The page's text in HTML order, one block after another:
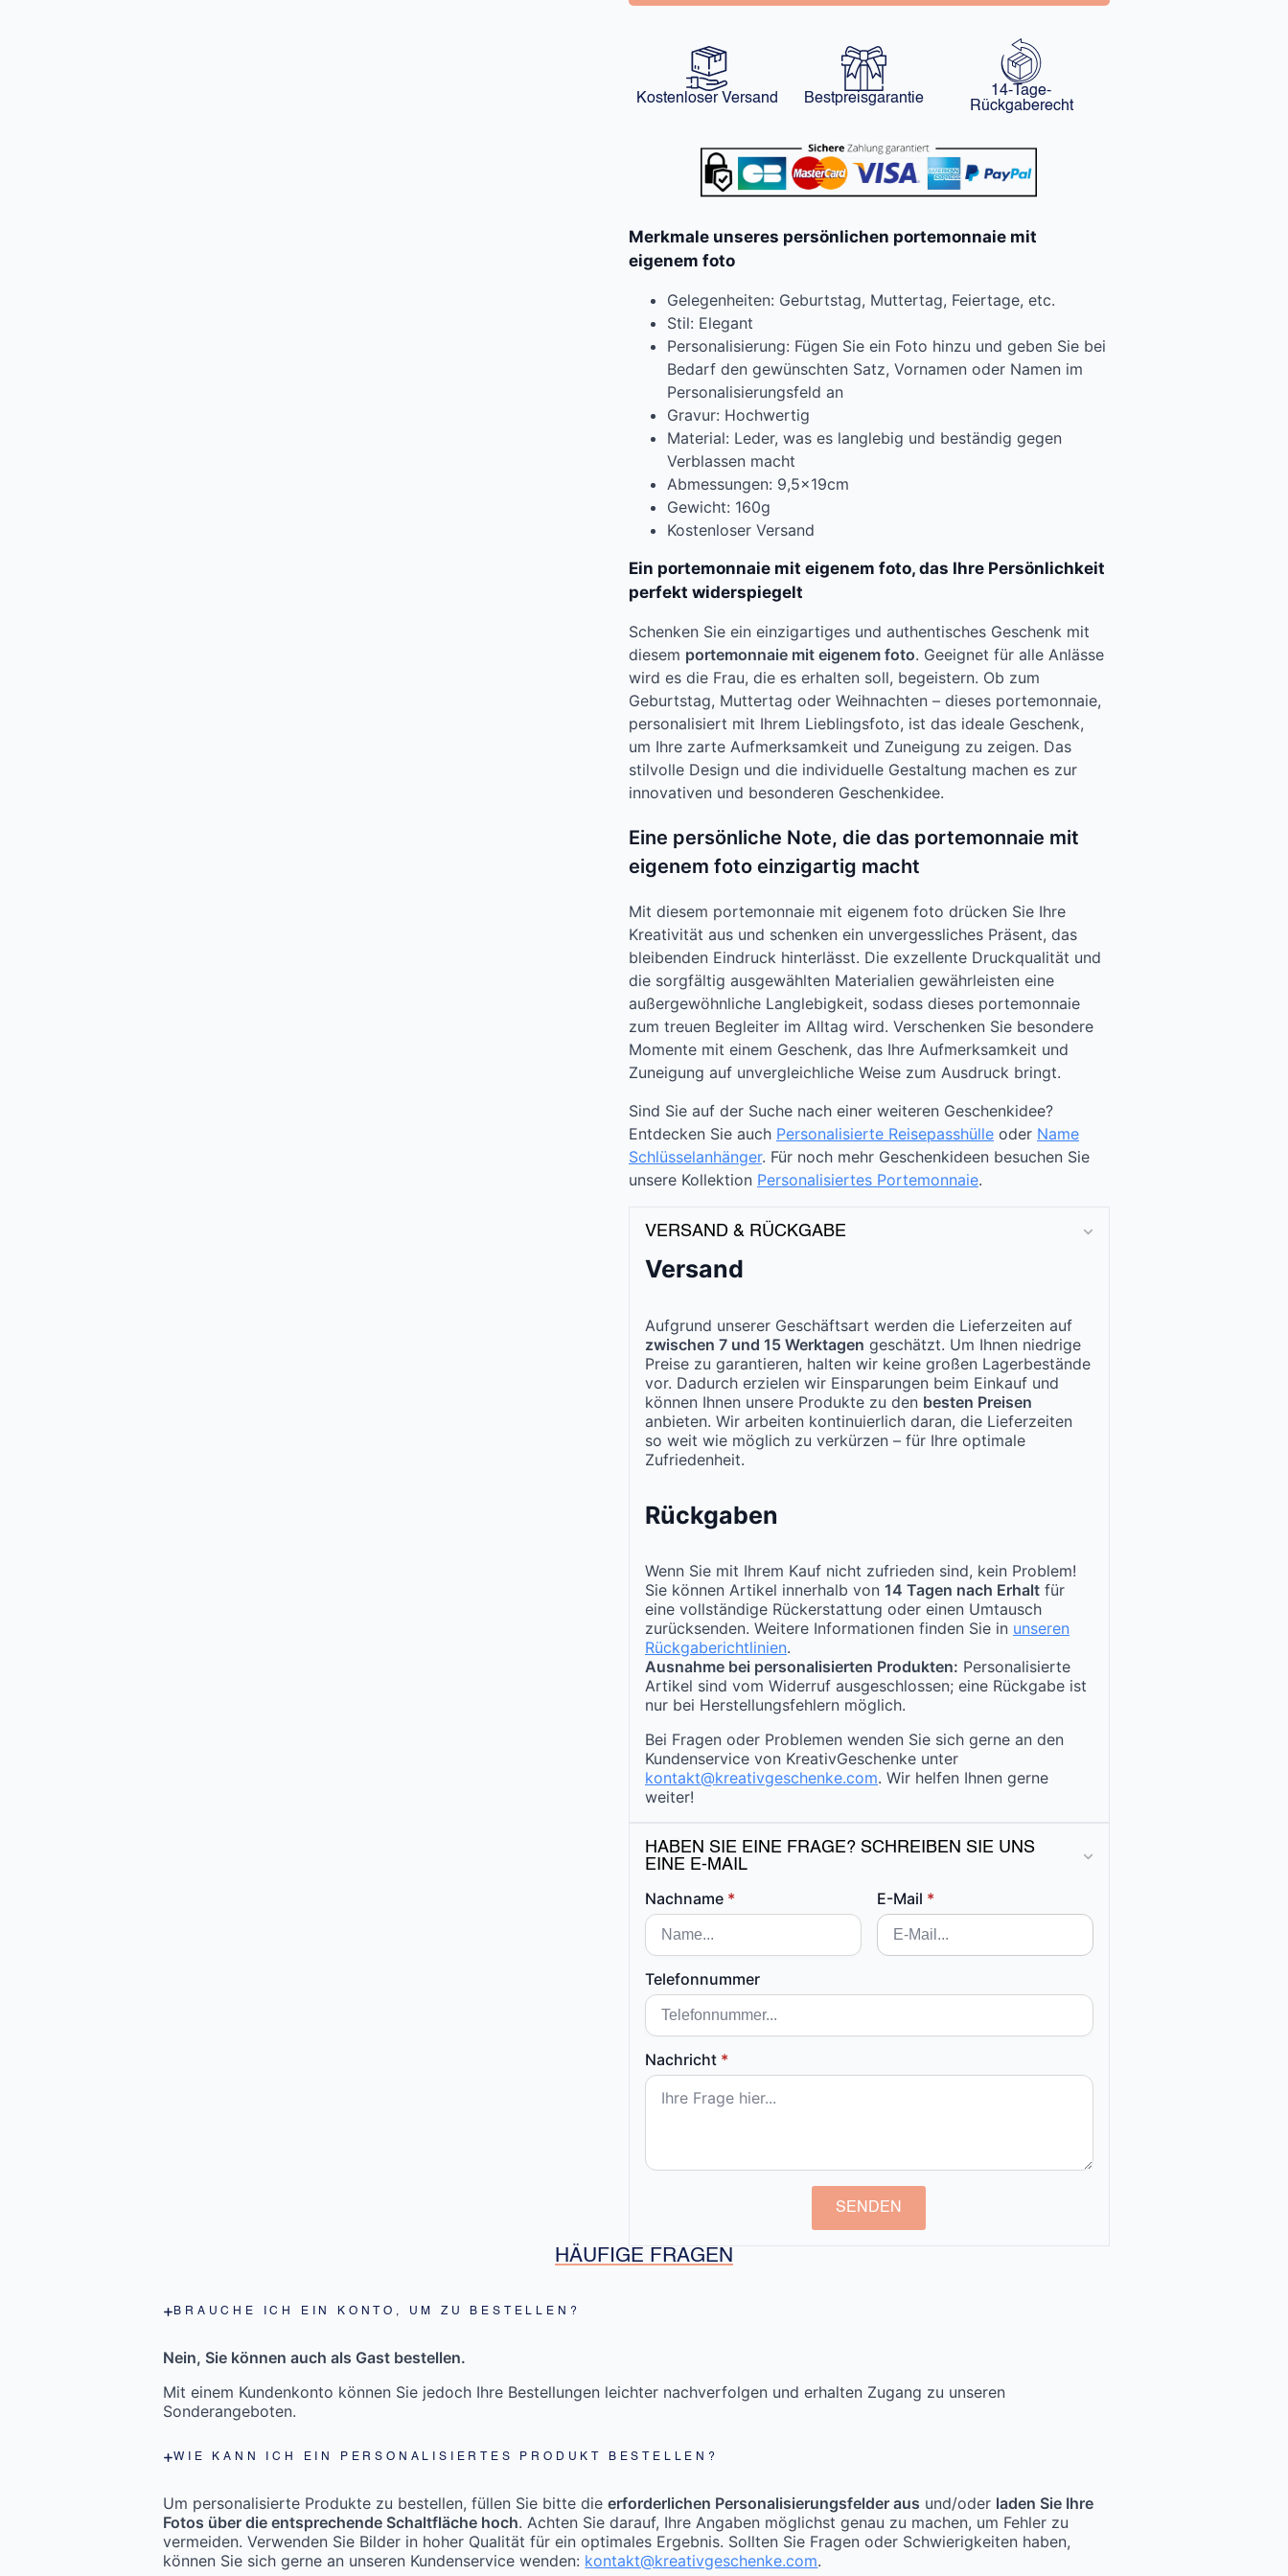
Kostenloser Versand Bestpreisgarantie
14-Tage-
Rückgaberecht
Merkmale unseres persönlichen portemonnaie mit
eigenem foto
Gelegenheiten: Geburtstag, Muttertag, Feiertage, etc.
Stil: Elegant
Personalisierung: Fügen Sie ein Foto hinzu und geben Sie bei
Bedarf den gewünschten Satz, Vornamen oder Namen im
Personalisierungsfeld an
Gravur: Hochwertig
Material: Leder, was es langlebig und beständig gegen
Verblassen macht
Abmessungen: 9,5x19cm
Gewicht: 160g
Kostenloser Versand
Ein portemonnaie mit eigenem foto, das Ihre Persönlichkeit
perfekt widerspiegelt
Schenken Sie ein einzigartiges und authentisches Geschenk mit
diesem portemonnaie mit eigenem foto. Geeignet für alle Anlässe
wird es die Frau, die es erhalten soll, begeistern. Ob zum
Geburtstag, Muttertag oder Weihnachten – dieses portemonnaie,
personalisiert mit Ihrem Lieblingsfoto, ist das ideale Geschenk,
um Ihre zarte Aufmerksamkeit und Zuneigung zu zeigen. Das
stilvolle Design und die individuelle Gestaltung machen es zur
innovativen und besonderen Geschenkidee.
Eine persönliche Note, die das portemonnaie mit
eigenem foto einzigartig macht
Mit diesem portemonnaie mit eigenem foto drücken Sie Ihre
Kreativität aus und schenken ein unvergessliches Präsent, das
bleibenden Eindruck hinterlässt. Die exzellente Druckqualität und
die sorgfältig ausgewählten Materialien gewährleisten eine
außergewöhnliche Langlebigkeit, sodass dieses portemonnaie
zum treuen Begleiter im Alltag wird. Verschenken Sie besondere
Momente mit einem Geschenk, das Ihre Aufmerksamkeit und
Zuneigung auf unvergleichliche Weise zum Ausdruck bringt.
Sind Sie auf der Suche nach einer weiteren Geschenkidee?
Entdecken Sie auch Personalisierte Reisepasshülle oder Name
Schlüsselanhänger. Für noch mehr Geschenkideen besuchen Sie
unsere Kollektion Personalisiertes Portemonnaie.
VERSAND & RÜCKGABE
Versand
Aufgrund unserer Geschäftsart werden die Lieferzeiten auf
zwischen 7 und 15 Werktagen geschätzt. Um Ihnen niedrige
Preise zu garantieren, halten wir keine großen Lagerbestände
vor. Dadurch erzielen wir Einsparungen beim Einkauf und
können Ihnen unsere Produkte zu den besten Preisen
anbieten. Wir arbeiten kontinuierlich daran, die Lieferzeiten
so weit wie möglich zu verkürzen – für Ihre optimale
Zufriedenheit.
Rückgaben
Wenn Sie mit Ihrem Kauf nicht zufrieden sind, kein Problem!
Sie können Artikel innerhalb von 14 Tagen nach Erhalt für
eine vollständige Rückerstattung oder einen Umtausch
zurücksenden. Weitere Informationen finden Sie in unseren
Rückgaberichtlinien.
Ausnahme bei personalisierten Produkten: Personalisierte
Artikel sind vom Widerruf ausgeschlossen; eine Rückgabe ist
nur bei Herstellungsfehlern möglich.
Bei Fragen oder Problemen wenden Sie sich gerne an den
Kundenservice von KreativGeschenke unter
kontakt@kreativgeschenke.com. Wir helfen Ihnen gerne
weiter!
HABEN SIE EINE FRAGE? SCHREIBEN SIE UNS
EINE E-MAIL
Nachname * E-Mail *
Telefonnummer
Nachricht *
SENDEN
HÄUFIGE FRAGEN
BRAUCHE ICH EIN KONTO, UM ZU BESTELLEN?
Nein, Sie können auch als Gast bestellen.
Mit einem Kundenkonto können Sie jedoch Ihre Bestellungen leichter nachverfolgen und erhalten Zugang zu unseren
Sonderangeboten.
WIE KANN ICH EIN PERSONALISIERTES PRODUKT BESTELLEN?
Um personalisierte Produkte zu bestellen, füllen Sie bitte dieerforderlichen Personalisierungsfelder aus und/oder laden Sie Ihre
Fotos über die entsprechende Schaltfläche hoch. Achten Sie darauf, Ihre Angaben möglichst genau zu machen, um Fehler zu
vermeiden. Verwenden Sie Bilder in hoher Qualität für ein optimales Ergebnis. Sollten Sie Fragen oder Schwierigkeiten haben,
können Sie sich gerne an unseren Kundenservice wenden: kontakt@kreativgeschenke.com.